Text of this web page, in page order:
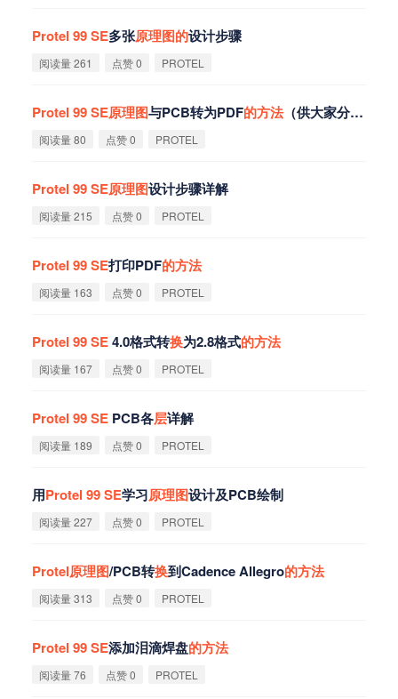
Protel 99SE多张原理图的设计步骤
阅读量 261 点赞 0 PROTEL
Protel 99SE原理图与PCB转为PDF的方法（供大家分享）
阅读量 80 点赞 0 PROTEL
Protel 99SE原理图设计步骤详解
阅读量 215 点赞 0 PROTEL
Protel 99SE打印PDF的方法
阅读量 163 点赞 0 PROTEL
Protel 99SE4.0格式转换为2.8格式的方法
阅读量 167 点赞 0 PROTEL
Protel 99SE PCB各层详解
阅读量 189 点赞 0 PROTEL
用Protel 99SE学习原理图设计及PCB绘制
阅读量 227 点赞 0 PROTEL
Protel原理图/PCB转换到Cadence Allegro的方法
阅读量 313 点赞 0 PROTEL
Protel 99SE添加泪滴焊盘的方法
阅读量 76 点赞 0 PROTEL